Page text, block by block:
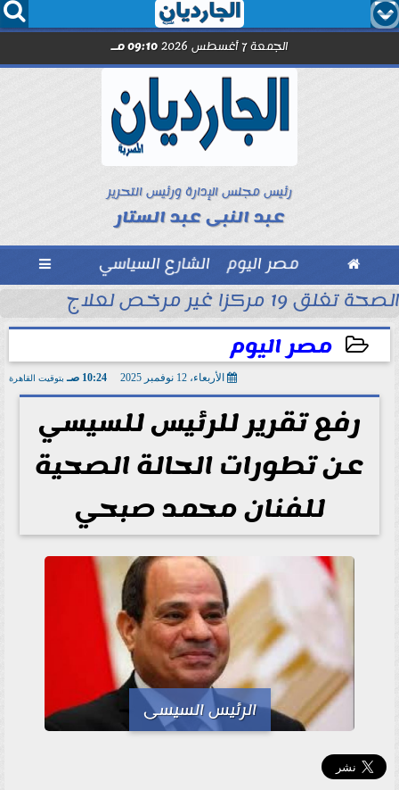
  
الجمعة 7 أغسطس 2026 09:10 مـ
رئيس مجلس الإدارة ورئيس التحرير
عبد النبى عبد الستار
 مصر اليوم الشارع السياسي 
انطلاق الموسم
الصحة تغلق 19 مركزا غير مرخص لعلاج الإدمان والطب النفسي بالمقطم
مصر اليوم
الأربعاء، 12 نوفمبر 2025 10:24 صـ بتوقيت القاهرة
رفع تقرير للرئيس للسيسي
عن تطورات الحالة الصحية
للفنان محمد صبحي
الرئيس السيسى